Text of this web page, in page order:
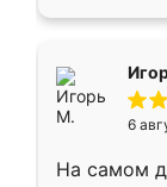
6
На самом